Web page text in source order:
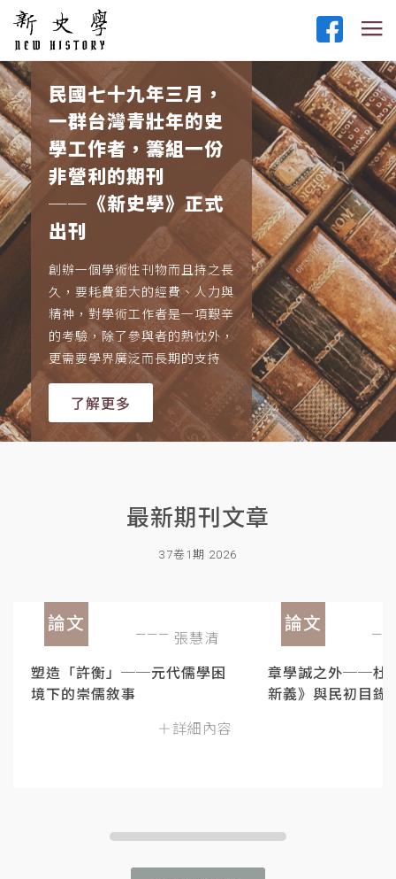
民國七十九年三月，
一群台灣青壯年的史
學工作者，籌組一份
非營利的期刊
──《新史學》正式
出刊
創辦一個學術性刊物而且持之長
久，要耗費鉅大的經費、人力與
精神，對學術工作者是一項艱辛
的考驗，除了參與者的熱忱外，
更需要學界廣泛而長期的支持
了解更多
最新期刊文章
37卷1期 2026
論文
張慧清
塑造「許衡」──元代儒學困
境下的崇儒敘事
＋詳細內容
論文
章學誠之外──杜
新義》與民初目錄